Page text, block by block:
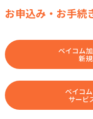
auスマートフォン、au
auスマートフォン、
サービスの開通月の翌
す。
au発信(au→自宅
お申込み・お手続
ベイコム
新
ベイコ
サービ